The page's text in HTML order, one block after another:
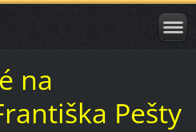
na
Pešty